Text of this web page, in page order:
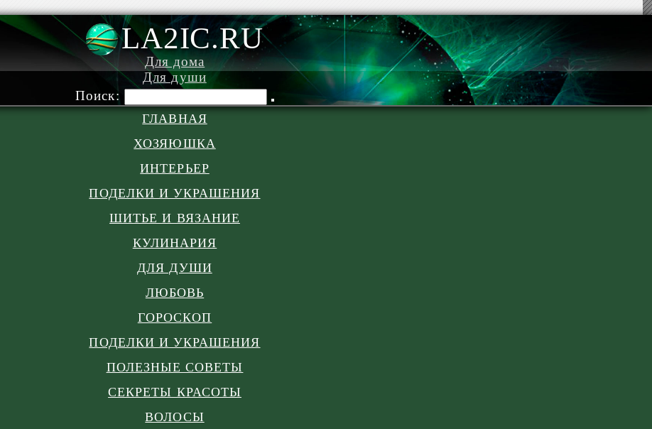
LA2IC.RU
Для дома
Для души
Поиск:
ГЛАВНАЯ
ХОЗЯЮШКА
ИНТЕРЬЕР
ПОДЕЛКИ И УКРАШЕНИЯ
ШИТЬЕ И ВЯЗАНИЕ
КУЛИНАРИЯ
ДЛЯ ДУШИ
ЛЮБОВЬ
ГОРОСКОП
ПОДЕЛКИ И УКРАШЕНИЯ
ПОЛЕЗНЫЕ СОВЕТЫ
СЕКРЕТЫ КРАСОТЫ
ВОЛОСЫ